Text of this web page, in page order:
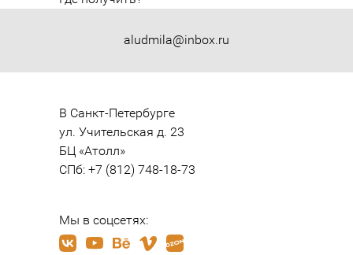
aludmila@inbox.ru
В Санкт-Петербурге
ул. Учительская д. 23
БЦ «Атолл»
СПб: +7 (812) 748-18-73
Мы в соцсетях: